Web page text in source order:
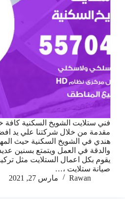
فني ستلايت الشويخ السكنية كافة
مقدمة من خلال شركتنا علي يد
هندي في الشويخ السكنية حيث
والدقة في العمل ويتمتع بسنين
يقوم بكل اعمال الستلايت مثل
صيانة ستلايت ،…
Rawan
مارس 27, 2021